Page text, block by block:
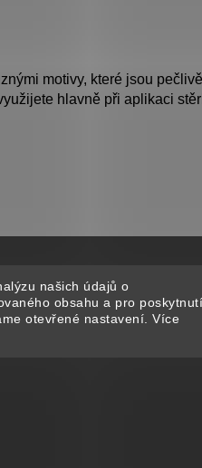
našich údajů o
obsahu a pro poskytnutí
otevřené nastavení. Více
motivy, které jsou
hlavně při aplikaci